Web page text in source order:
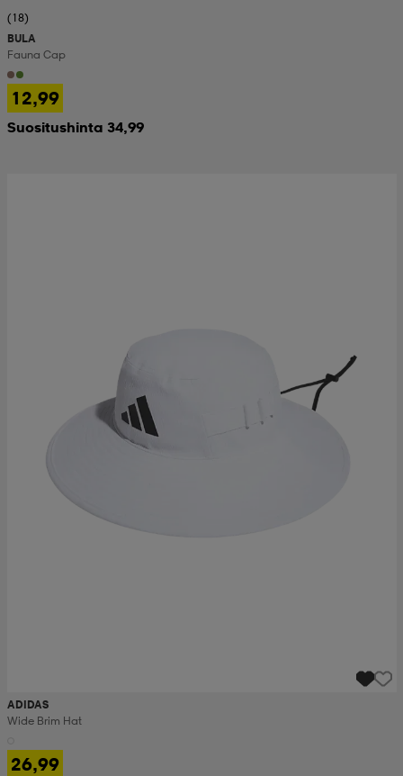
(18)
BULA
Fauna Cap
12,99
Suositushinta 34,99
ADIDAS
Wide Brim Hat
26,99